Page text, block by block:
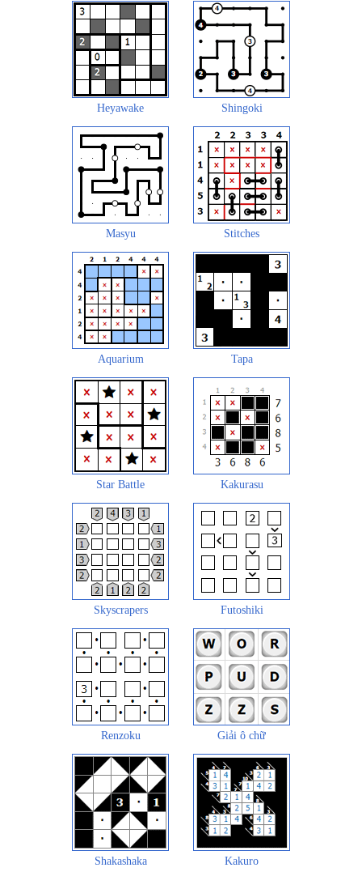
Heyawake Shingoki
Masyu Stitches
Aquarium Tapa
Star Battle Kakurasu
Skyscrapers Futoshiki
Renzoku Giải ô chữ
Shakashaka Kakuro